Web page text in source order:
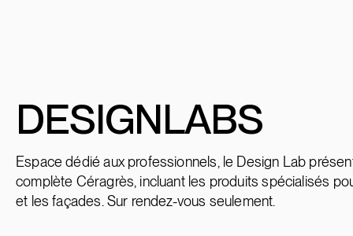
DESIGNLABS
Espace dédié aux professionnels, le Design Lab
complète Céragrès, incluant les produits spécialisés
et les façades. Sur rendez-vous seulement.